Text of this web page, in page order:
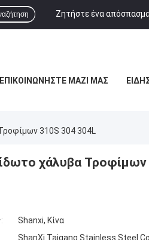
Ζητήστε ένα
ΕΠΙΚΟΙΝΩΝΉΣΤΕ ΜΑΖΊ ΜΑΣ
310S 304 304L
χάλυβα Τροφίμων
Shanxi, Κίνα
ShanXi Taigang Stainless Steel